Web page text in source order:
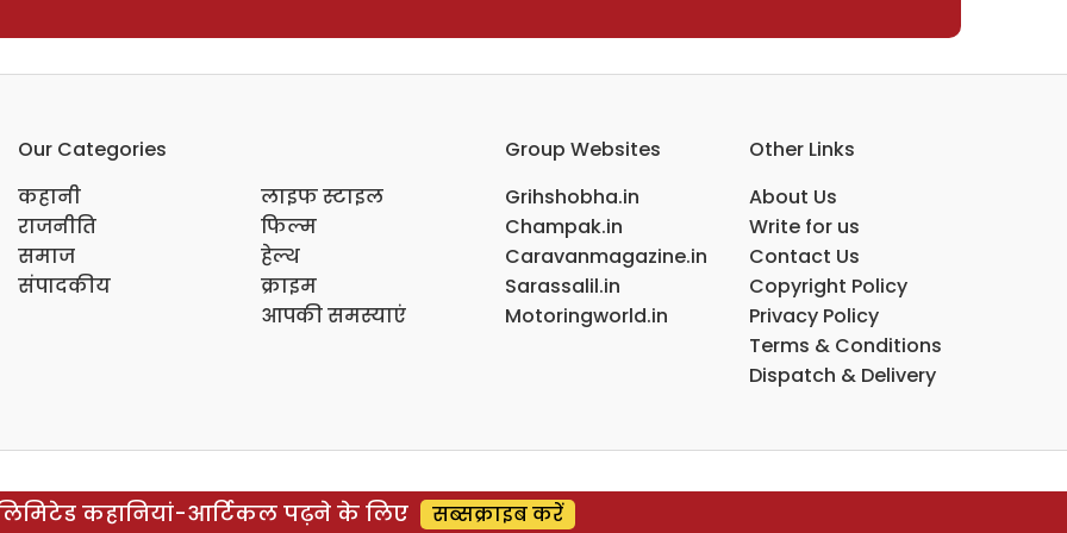
Our Categories
कहानी
राजनीति
समाज
संपादकीय
लाइफ स्टाइल
फिल्म
हेल्थ
क्राइम
आपकी समस्याएं
Group Websites
Grihshobha.in
Champak.in
Caravanmagazine.in
Sarassalil.in
Motoringworld.in
Other Links
About Us
Write for us
Contact Us
Copyright Policy
Privacy Policy
Terms & Conditions
Dispatch & Delivery
कहानियां-आर्टिकल पढ़ने के लिए सब्सक्राइब करें